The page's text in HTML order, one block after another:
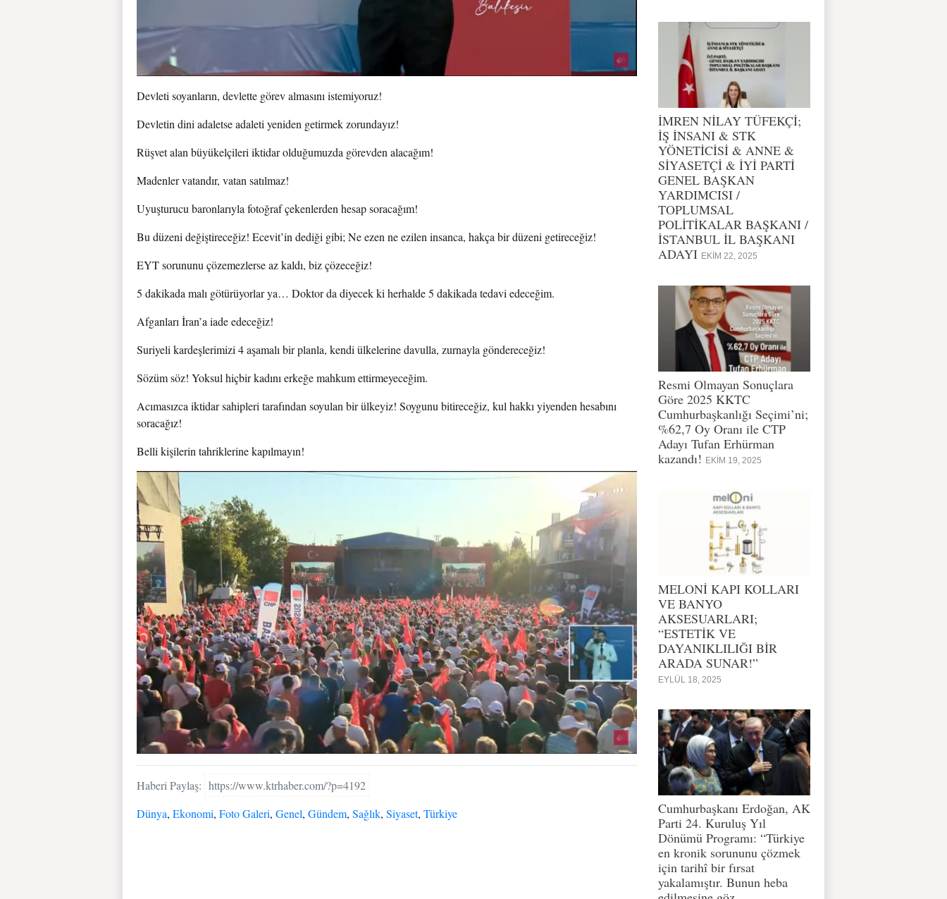
Devleti soyanların, devlette görev almasını istemiyoruz!
Devletin dini adaletse adaleti yeniden getirmek zorundayız!
Rüşvet alan büyükelçileri iktidar olduğumuzda görevden alacağım!
Madenler vatandır, vatan satılmaz!
Uyuşturucu baronlarıyla fotoğraf çekenlerden hesap soracağım!
Bu düzeni değiştireceğiz! Ecevit’in dediği gibi; Ne ezen ne ezilen insanca, hakça bir düzeni getireceğiz!
EYT sorununu çözemezlerse az kaldı, biz çözeceğiz!
5 dakikada malı götürüyorlar ya… Doktor da diyecek ki herhalde 5 dakikada tedavi edeceğim.
Afganları İran’a iade edeceğiz!
Suriyeli kardeşlerimizi 4 aşamalı bir planla, kendi ülkelerine davulla, zurnayla göndereceğiz!
Sözüm söz! Yoksul hiçbir kadını erkeğe mahkum ettirmeyeceğim.
Acımasızca iktidar sahipleri tarafından soyulan bir ülkeyiz! Soygunu bitireceğiz, kul hakkı yiyenden hesabını
soracağız!
Belli kişilerin tahriklerine kapılmayın!
Haberi Paylaş: https://www.ktrhaber.com/?p=4192
Dünya, Ekonomi, Foto Galeri, Genel, Gündem, Sağlık, Siyaset, Türkiye
İMREN NİLAY TÜFEKÇİ;
İŞ İNSANI & STK
YÖNETİCİSİ & ANNE &
SİYASETÇİ & İYİ PARTİ
GENEL BAŞKAN
YARDIMCISI /
TOPLUMSAL
POLİTİKALAR BAŞKANI /
İSTANBUL İL BAŞKANI
ADAYI EKIM 22, 2025
Resmi Olmayan Sonuçlara
Göre 2025 KKTC
Cumhurbaşkanlığı Seçimi’ni;
%62,7 Oy Oranı ile CTP
Adayı Tufan Erhürman
kazandı! EKIM 19, 2025
MELONİ KAPI KOLLARI
VE BANYO
AKSESUARLARI;
“ESTETİK VE
DAYANIKLILIĞI BİR
ARADA SUNAR!”
EYLÜL 18, 2025
Cumhurbaşkanı Erdoğan, AK
Parti 24. Kuruluş Yıl
Dönümü Programı: “Türkiye
en kronik sorununu çözmek
için tarihî bir fırsat
yakalamıştır. Bunun heba